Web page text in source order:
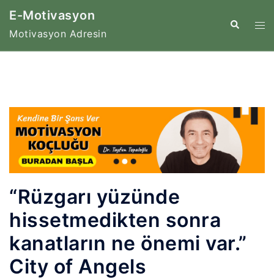
İçeriğe
E-Motivasyon
Motivasyon Adresin
Search
“Rüzgarı yüzünde
hissetmedikten sonra
kanatların ne önemi var.”
City of Angels